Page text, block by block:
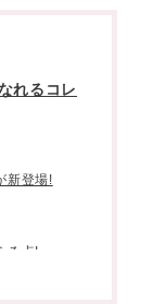
れるコレ
新登場!
る点!
アリ!